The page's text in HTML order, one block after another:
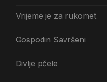
Vrijeme je za rukomet
Gospodin Savršeni
Divlje pčele